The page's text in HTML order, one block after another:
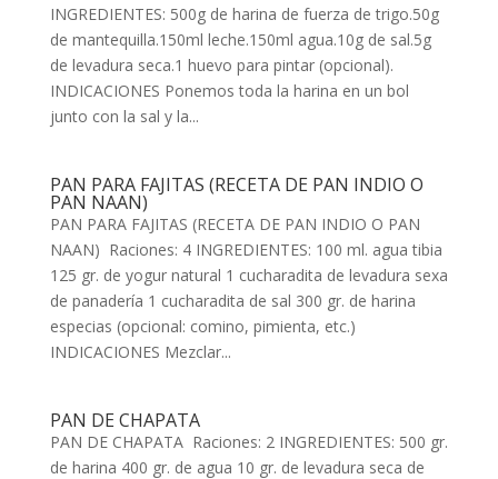
INGREDIENTES: 500g de harina de fuerza de trigo.50g
de mantequilla.150ml leche.150ml agua.10g de sal.5g
de levadura seca.1 huevo para pintar (opcional).
INDICACIONES Ponemos toda la harina en un bol
junto con la sal y la...
PAN PARA FAJITAS (RECETA DE PAN INDIO O
PAN NAAN)
PAN PARA FAJITAS (RECETA DE PAN INDIO O PAN
NAAN) Raciones: 4 INGREDIENTES: 100 ml. agua tibia
125 gr. de yogur natural 1 cucharadita de levadura sexa
de panadería 1 cucharadita de sal 300 gr. de harina
especias (opcional: comino, pimienta, etc.)
INDICACIONES Mezclar...
PAN DE CHAPATA
PAN DE CHAPATA Raciones: 2 INGREDIENTES: 500 gr.
de harina 400 gr. de agua 10 gr. de levadura seca de